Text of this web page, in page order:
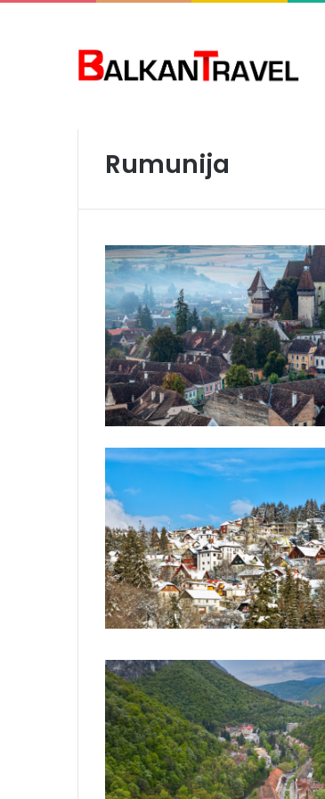
Rumunija
U
P
R
O
A
J
I
N
O
V
I
B
U PRODAJI NOVI BROJ
MAGAZINA